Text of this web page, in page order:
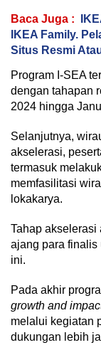
Baca Juga :
IKEA Family.
Situs Resmi
Program I-SEA
dengan tahapan
2024 hingga
Selanjutnya,
akselerasi,
termasuk
memfasilitasi
lokakarya.
Tahap akselerasi
ajang para finalis
ini.
Pada akhir
growth and
melalui kegiatan
dukungan lebih